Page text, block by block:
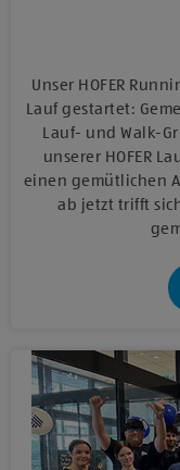
Unser HOFER
Lauf gestartet:
Lauf- und Walk-
unserer HOFER
einen gemütlichen
ab jetzt trifft